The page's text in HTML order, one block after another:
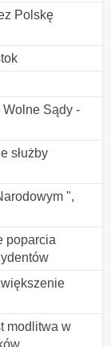
Polskę
Wolne Sądy -
służby
",
poparcia
modlitwa w